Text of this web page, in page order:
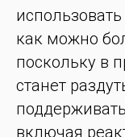
как можно
поскольку в
станет
включая